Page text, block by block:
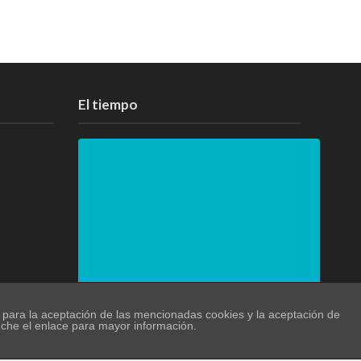
El tiempo
PRÓXIMOS 4 DÍAS
la aceptación de las mencionadas cookies y la aceptación de
el enlace para mayor información.